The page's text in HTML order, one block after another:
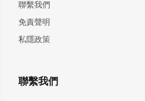
聯繫我們
免責聲明
私隱政策
聯繫我們